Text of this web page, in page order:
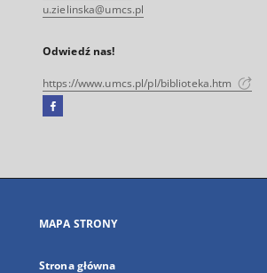
u.zielinska@umcs.pl
Odwiedź nas!
https://www.umcs.pl/pl/biblioteka.htm
Facebook
się
karcie
MAPA STRONY
Strona główna